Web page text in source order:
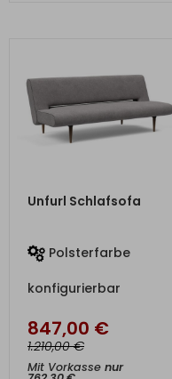
ZUM PRODUKT
Unfurl Schlafsofa
Polsterfarbe
konfigurierbar
847,00 €
1.210,00€
Mit Vorkasse nur